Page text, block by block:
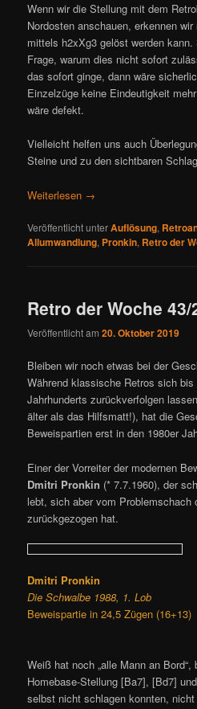
Wenn wir die Stellung mit dem
Nordosten anschauen, erkennen
mittels h2xXg3 gelöst werden
Frage, warum dies nicht sofort
das sofort ginge, dann wäre
Einzelzüge keine Eindeutigkeit
wäre defekt.
Vielleicht helfen uns auch
Steine und zu den sichtbaren
Weiterlesen →
Veröffentlicht unterAuflösung,
Allumwandlung, Pronkin, Retro der
Retro der Woche 43/
Veröffentlicht am20. Oktober 2019
Bleiben wir noch etwas bei der
Während klassische Retros sich
Jahrhunderts zurückverfolgen
älter als das Hilfsmatt!), hat die
Beweispartien erst in den 1980er
Einer der Vorreiter der modernen
Dmitri Pronkin (* 7.7.1960), der
lebt, sich aber vom
zurückgezogen hat.
Dmitri Pronkin
Die Schwalbe 1988, 1. Lob
Beweispartie in 24,5 Zügen (16+13)
Weiß hat noch „alle Mann an
Homebase-Stellung [Ba7], [Bd7]
selbst nicht schlagen konnten,